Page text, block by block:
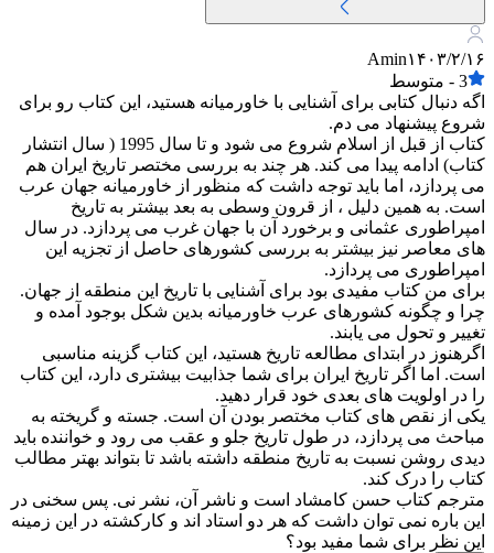
Amin۱۴۰۳/۲/۱۶
3
- متوسط
اگه دنبال کتابی برای آشنایی با خاورمیانه هستید، این کتاب رو برای
شروع پیشنهاد می دم.
کتاب از قبل از اسلام شروع می شود و تا سال 1995 ( سال انتشار
کتاب) ادامه پیدا می کند. هر چند به بررسی مختصر تاریخ ایران هم
می پردازد، اما باید توجه داشت که منظور از خاورمیانه جهان عرب
است. به همین دلیل ، از قرون وسطی به بعد بیشتر به تاریخ
امپراطوری عثمانی و برخورد آن با جهان غرب می پردازد. در سال
های معاصر نیز بیشتر به بررسی کشورهای حاصل از تجزیه این
امپراطوری می پردازد.
برای من کتاب مفیدی بود برای آشنایی با تاریخ این منطقه از جهان.
چرا و چگونه کشورهای عرب خاورمیانه بدین شکل بوجود آمده و
تغییر و تحول می یابند.
اگرهنوز در ابتدای مطالعه تاریخ هستید، این کتاب گزینه مناسبی
است. اما اگر تاریخ ایران برای شما جذابیت بیشتری دارد، این کتاب
را در اولویت های بعدی خود قرار دهید.
یکی از نقص های کتاب مختصر بودن آن است. جسته و گریخته به
مباحث می پردازد، در طول تاریخ جلو و عقب می رود و خواننده باید
دیدی روشن نسبت به تاریخ منطقه داشته باشد تا بتواند بهتر مطالب
کتاب را درک کند.
مترجم کتاب حسن کامشاد است و ناشر آن، نشر نی. پس سخنی در
این باره نمی توان داشت که هر دو استاد اند و کارکشته در این زمینه
این نظر برای شما مفید بود؟